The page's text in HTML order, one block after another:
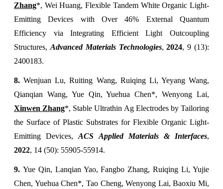
Zhang*, Wei Huang, Flexible Tandem White Organic Light-
Emitting Devices with Over 46% External Quantum
Efficiency via Integrating Efficient Light Outcoupling
Structures, Advanced Materials Technologies,2024, 9 (13):
2400183.
8.Wenjuan Lu, Ruiting Wang, Ruiqing Li, Yeyang Wang,
Qianqian Wang, Yue Qin, Yuehua Chen*, Wenyong Lai,
Xinwen Zhang*, Stable Ultrathin Ag Electrodes by Tailoring
the Surface of Plastic Substrates for Flexible Organic Light-
Emitting Devices,ACS Applied Materials & Interfaces,
2022, 14 (50): 55905-55914.
9. Yue Qin, Lanqian Yao, Fangbo Zhang, Ruiqing Li, Yujie
Chen, Yuehua Chen*, Tao Cheng, Wenyong Lai, Baoxiu Mi,